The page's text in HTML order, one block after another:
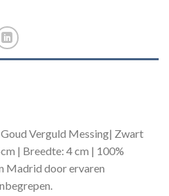
Goud Verguld Messing| Zwart
| Breedte: 4 cm | 100%
Madrid door ervaren